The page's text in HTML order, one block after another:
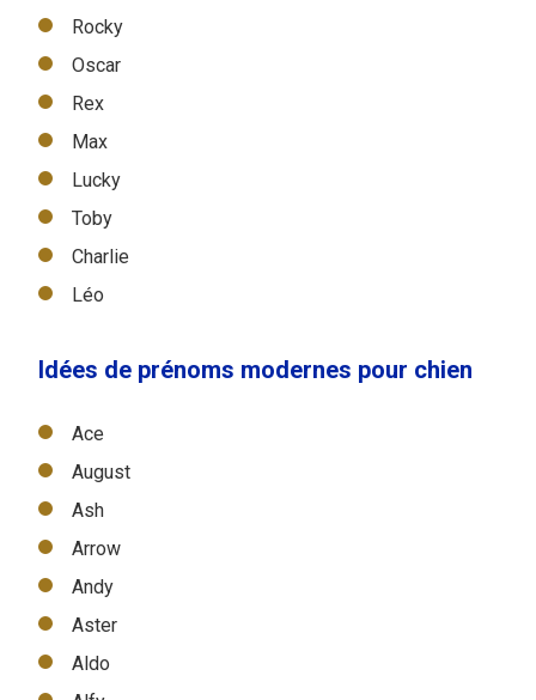
Rocky
Oscar
Rex
Max
Lucky
Toby
Charlie
Léo
Idées de prénoms modernes pour chien
Ace
August
Ash
Arrow
Andy
Aster
Aldo